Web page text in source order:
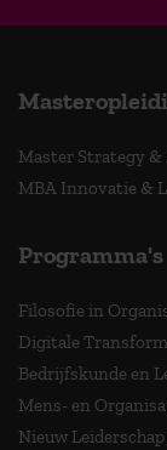
Master Strategy &
MBA Innovatie &
Programma's
Filosofie in
Digitale
Bedrijfskunde en
Mens- en
Nieuw